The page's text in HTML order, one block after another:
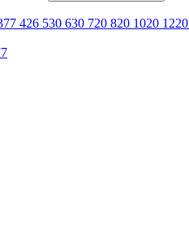
426 530 630 720 820 1020 1220